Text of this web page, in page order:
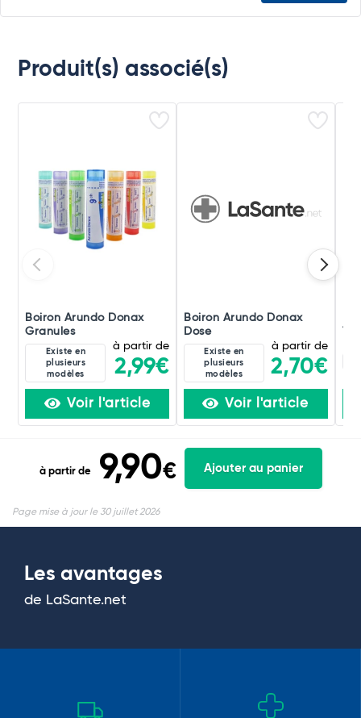
Produit(s) associé(s)
Boiron Arundo Donax
Granules
Existe en
plusieurs
modèles
à partir de
2,99€
Voir l'article
Boiron Arundo Donax
Dose
Existe en
plusieurs
modèles
à partir de
2,70€
Voir l'article
à partir de 9,90€ Ajouter au panier
Page mise à jour le 30 juillet 2026
Les avantages
de LaSante.net